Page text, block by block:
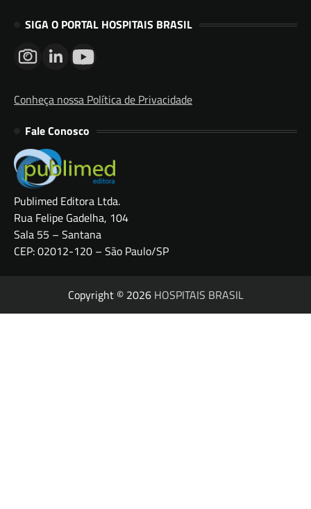
SIGA O PORTAL HOSPITAIS BRASIL
Conheça nossa Política de Privacidade
Fale Conosco
Publimed Editora Ltda.
Rua Felipe Gadelha, 104
Sala 55 – Santana
CEP: 02012-120 – São Paulo/SP
Copyright © 2026 HOSPITAIS BRASIL